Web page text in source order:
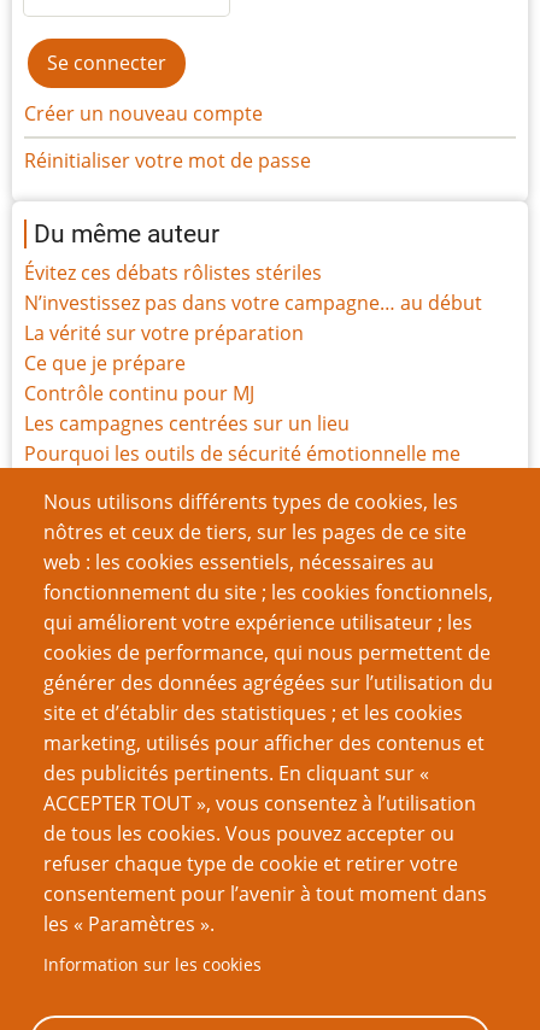
Nous utilisons différents types de cookies, les
nôtres et ceux de tiers, sur les pages de ce site
web : les cookies essentiels, nécessaires au
fonctionnement du site ; les cookies fonctionnels,
qui améliorent votre expérience utilisateur ; les
cookies de performance, qui nous permettent de
générer des données agrégées sur l’utilisation du
site et d’établir des statistiques ; et les cookies
marketing, utilisés pour afficher des contenus et
des publicités pertinents. En cliquant sur «
ACCEPTER TOUT », vous consentez à l’utilisation
de tous les cookies. Vous pouvez accepter ou
refuser chaque type de cookie et retirer votre
consentement pour l’avenir à tout moment dans
les « Paramètres ».
Information sur les cookies
Créer un nouveau compte
Réinitialiser votre mot de passe
Du même auteur
Évitez ces débats rôlistes stériles
N’investissez pas dans votre campagne… au début
La vérité sur votre préparation
Ce que je prépare
Contrôle continu pour MJ
Les campagnes centrées sur un lieu
Pourquoi les outils de sécurité émotionnelle me
Comme on prépare, on maîtrise
Fiches d'aides maison
Pourquoi cette règle stupide pourrait ne pas être si
stupide
Pagination 1
Page
suivante
››
VOUS AIMEREZ AUSSI
Défi du gamer : un jeu par saison
Engendrons une meilleure génération de rôlistes co-
créateurs !
Le supplément secret de Gygax
Bien jouer avec son prochain